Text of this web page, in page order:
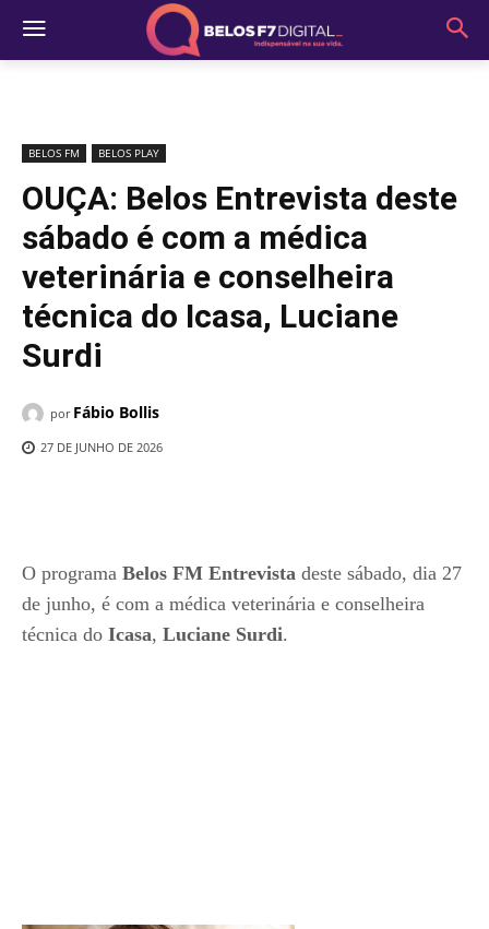
BELOS FM BELOS PLAY
OUÇA: Belos Entrevista deste
sábado é com a médica
veterinária e conselheira
técnica do Icasa, Luciane
Surdi
por Fábio Bollis
27 DE JUNHO DE 2026
O programa Belos FM Entrevista deste sábado, dia 27
de junho, é com a médica veterinária e conselheira
técnica do Icasa, Luciane Surdi.